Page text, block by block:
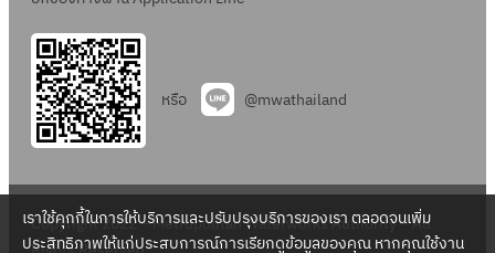
หรือ @mwathailand
Copyright 2022 – Metropolitan Waterworks Authority – All
เราใช้คุกกี้ในการให้บริการและปรับปรุงบริการของเรา ตลอดจนเพิ่ม
ประสิทธิภาพให้แก่ประสบการณ์การเรียกดูข้อมูลของคุณ หากคุณใช้งาน